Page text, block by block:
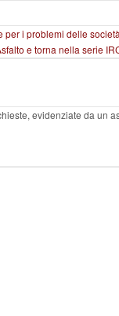
per i problemi delle
e torna nella serie
evidenziate da un